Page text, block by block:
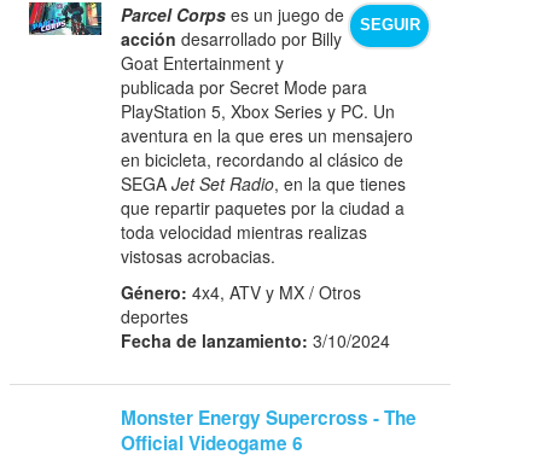
SEGUIR
Parcel Corps es un juego de
acción desarrollado por Billy
Goat Entertainment y
publicada por Secret Mode para
PlayStation 5, Xbox Series y PC. Un
aventura en la que eres un mensajero
en bicicleta, recordando al clásico de
SEGAJet Set Radio, en la que tienes
que repartir paquetes por la ciudad a
toda velocidad mientras realizas
vistosas acrobacias.
Género: 4x4, ATV y MX / Otros
deportes
Fecha de lanzamiento: 3/10/2024
Monster Energy Supercross - The
Official Videogame 6